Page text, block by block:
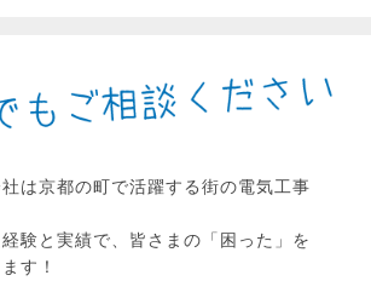
は京都の町で活躍する街の電気工事
験と実績で、皆さまの「困った」を
す！